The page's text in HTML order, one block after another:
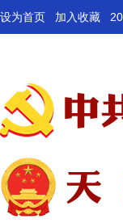
设为首页 加入收藏